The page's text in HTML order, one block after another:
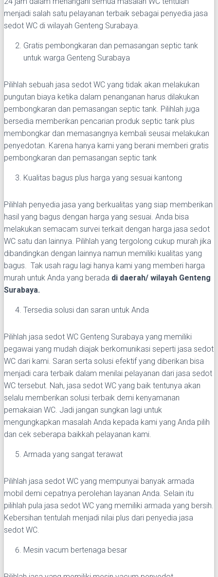
menjadi salah satu pelayanan terbaik sebagai penyedia jasa
sedot WC di wilayah Genteng Surabaya.
Gratis pembongkaran dan pemasangan septic tank
untuk warga Genteng Surabaya
Pilihlah sebuah jasa sedot WC yang tidak akan melakukan
pungutan biaya ketika dalam penanganan harus dilakukan
pembongkaran dan pemasangan septic tank. Pilihlah juga
bersedia memberikan pencarian produk septic tank plus
membongkar dan memasangnya kembali seusai melakukan
penyedotan. Karena hanya kami yang berani memberi gratis
pembongkaran dan pemasangan septic tank
Kualitas bagus plus harga yang sesuai kantong
Pilihlah penyedia jasa yang berkualitas yang siap memberikan
hasil yang bagus dengan harga yang sesuai. Anda bisa
melakukan semacam survei terkait dengan harga jasa sedot
WC satu dan lainnya. Pilihlah yang tergolong cukup murah jika
dibandingkan dengan lainnya namun memiliki kualitas yang
bagus. Tak usah ragu lagi hanya kami yang memberi harga
murah untuk Anda yang berada di daerah/ wilayah Genteng
Surabaya.
Tersedia solusi dan saran untuk Anda
Pilihlah jasa sedot WC Genteng Surabaya yang memiliki
pegawai yang mudah diajak berkomunikasi seperti jasa sedot
WC dari kami. Saran serta solusi efektif yang diberikan bisa
menjadi cara terbaik dalam menilai pelayanan dari jasa sedot
WC tersebut. Nah, jasa sedot WC yang baik tentunya akan
selalu memberikan solusi terbaik demi kenyamanan
pemakaian WC. Jadi jangan sungkan lagi untuk
mengungkapkan masalah Anda kepada kami yang Anda pilih
dan cek seberapa baikkah pelayanan kami.
Armada yang sangat terawat
Pilihlah jasa sedot WC yang mempunyai banyak armada
mobil demi cepatnya perolehan layanan Anda. Selain itu
pilihlah pula jasa sedot WC yang memiliki armada yang bersih.
Kebersihan tentulah menjadi nilai plus dari penyedia jasa
sedot WC.
Mesin vacum bertenaga besar